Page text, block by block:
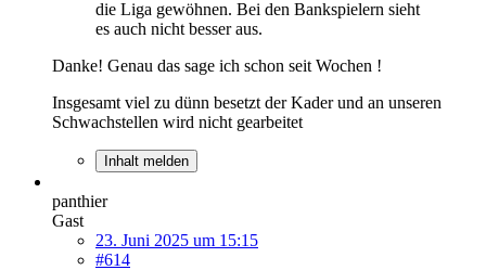
die Liga gewöhnen. Bei den Bankspielern sieht
es auch nicht besser aus.
Danke! Genau das sage ich schon seit Wochen !
Insgesamt viel zu dünn besetzt der Kader und an unseren
Schwachstellen wird nicht gearbeitet
Inhalt melden
panthier
Gast
23. Juni 2025 um 15:15
#614